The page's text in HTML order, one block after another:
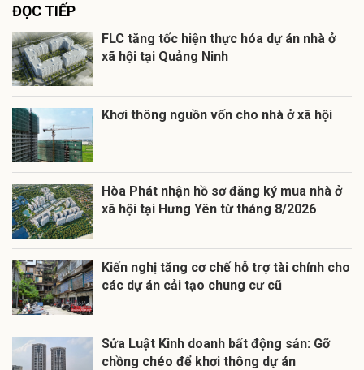
ĐỌC TIẾP
FLC tăng tốc hiện thực hóa dự án nhà ở
xã hội tại Quảng Ninh
Khơi thông nguồn vốn cho nhà ở xã hội
Hòa Phát nhận hồ sơ đăng ký mua nhà ở
xã hội tại Hưng Yên từ tháng 8/2026
Kiến nghị tăng cơ chế hỗ trợ tài chính cho
các dự án cải tạo chung cư cũ
Sửa Luật Kinh doanh bất động sản: Gỡ
chồng chéo để khơi thông dự án